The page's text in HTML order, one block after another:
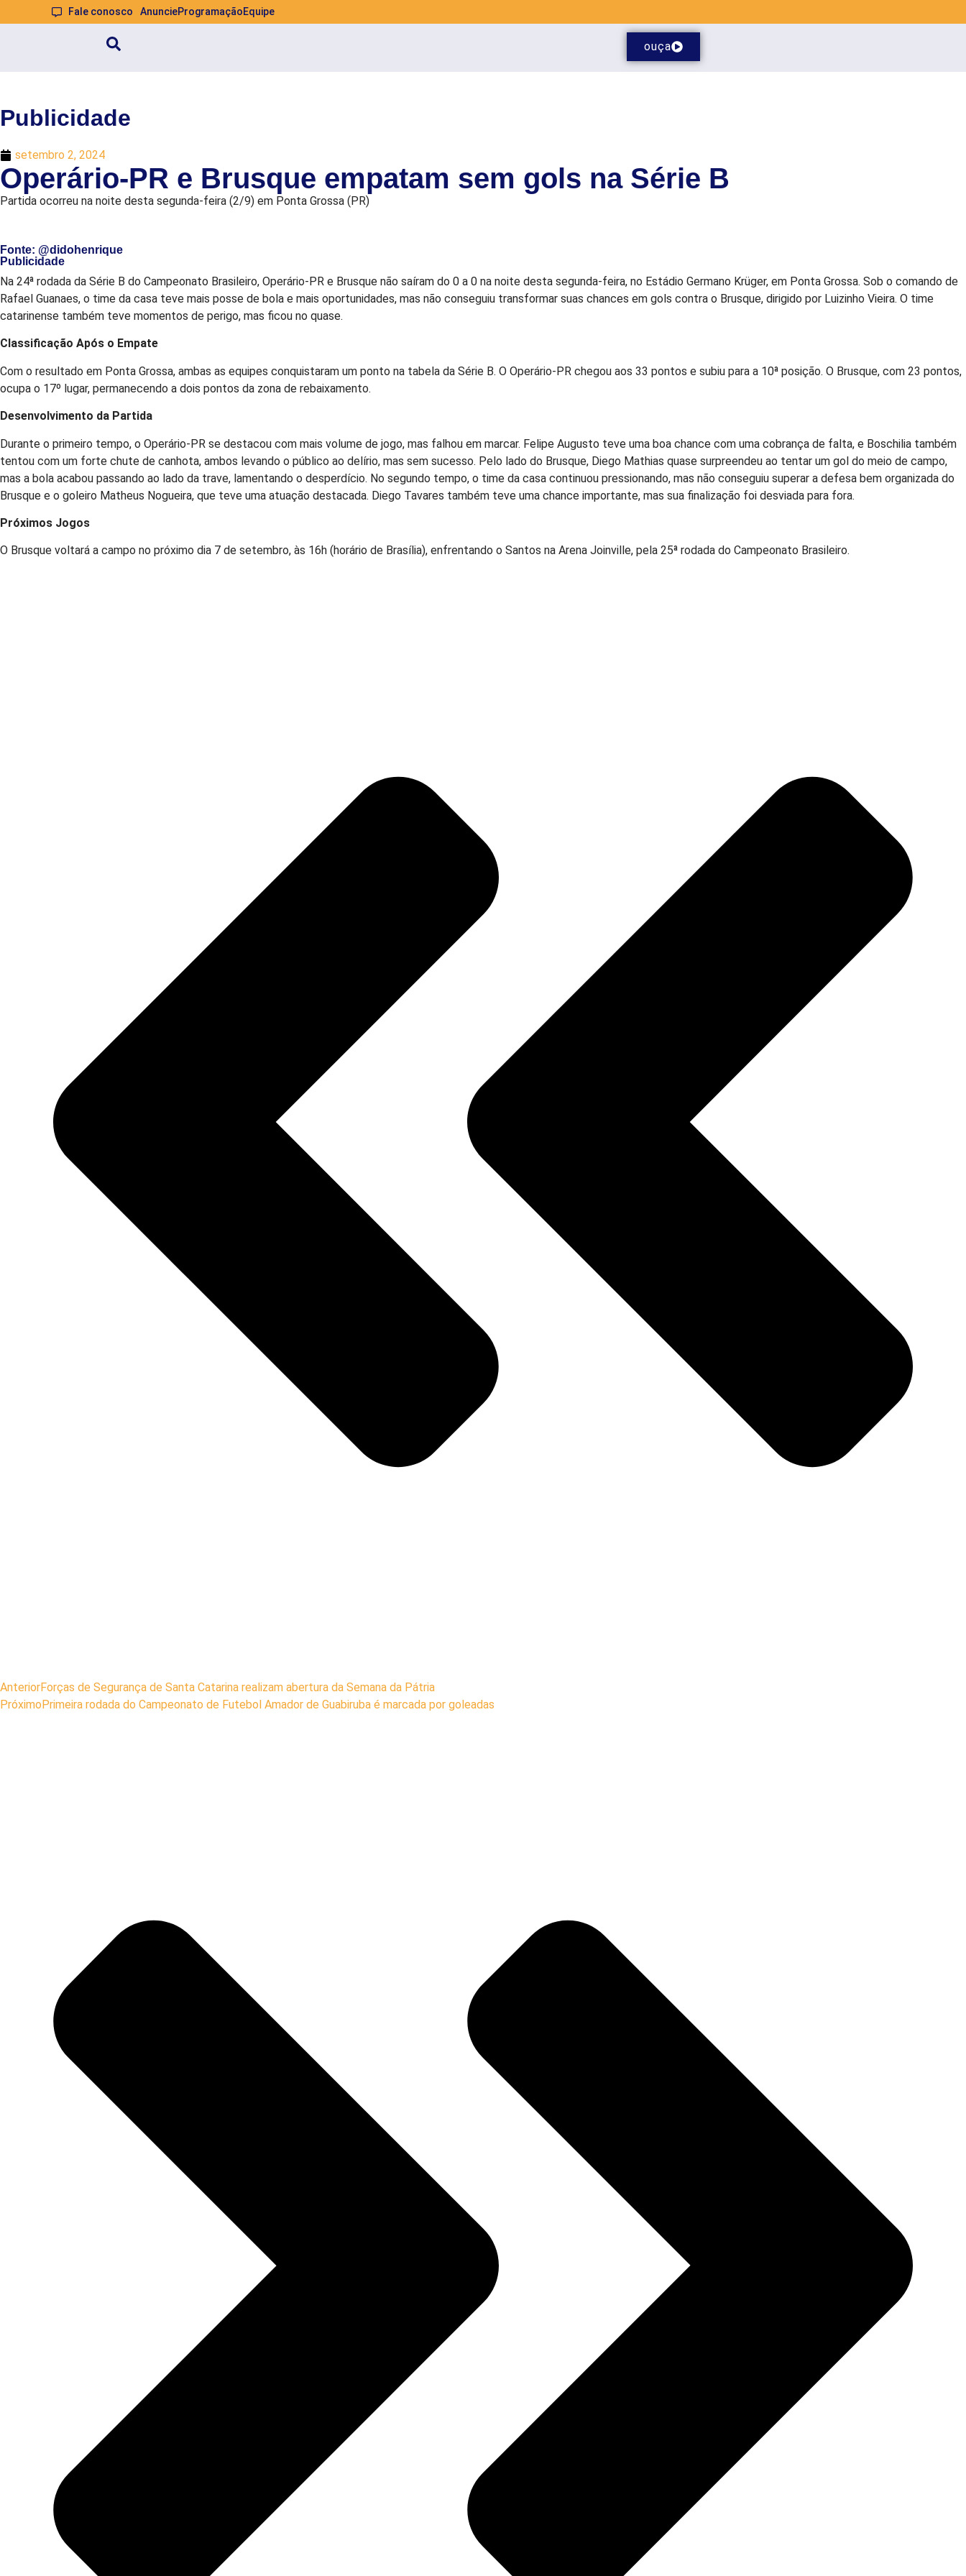
Fale conosco AnuncieProgramaçãoEquipe
ouça
Publicidade
setembro 2, 2024
Operário-PR e Brusque empatam sem gols na Série B
Partida ocorreu na noite desta segunda-feira (2/9) em Ponta Grossa (PR)
Fonte: @didohenrique
Publicidade
Na 24ª rodada da Série B do Campeonato Brasileiro, Operário-PR e Brusque não saíram do 0 a 0 na noite desta segunda-feira, no Estádio Germano Krüger, em Ponta Grossa. Sob o comando de
Rafael Guanaes, o time da casa teve mais posse de bola e mais oportunidades, mas não conseguiu transformar suas chances em gols contra o Brusque, dirigido por Luizinho Vieira. O time
catarinense também teve momentos de perigo, mas ficou no quase.
Classificação Após o Empate
Com o resultado em Ponta Grossa, ambas as equipes conquistaram um ponto na tabela da Série B. O Operário-PR chegou aos 33 pontos e subiu para a 10ª posição. O Brusque, com 23 pontos,
ocupa o 17º lugar, permanecendo a dois pontos da zona de rebaixamento.
Desenvolvimento da Partida
Durante o primeiro tempo, o Operário-PR se destacou com mais volume de jogo, mas falhou em marcar. Felipe Augusto teve uma boa chance com uma cobrança de falta, e Boschilia também
tentou com um forte chute de canhota, ambos levando o público ao delírio, mas sem sucesso. Pelo lado do Brusque, Diego Mathias quase surpreendeu ao tentar um gol do meio de campo,
mas a bola acabou passando ao lado da trave, lamentando o desperdício. No segundo tempo, o time da casa continuou pressionando, mas não conseguiu superar a defesa bem organizada do
Brusque e o goleiro Matheus Nogueira, que teve uma atuação destacada. Diego Tavares também teve uma chance importante, mas sua finalização foi desviada para fora.
Próximos Jogos
O Brusque voltará a campo no próximo dia 7 de setembro, às 16h (horário de Brasília), enfrentando o Santos na Arena Joinville, pela 25ª rodada do Campeonato Brasileiro.
AnteriorForças de Segurança de Santa Catarina realizam abertura da Semana da Pátria
PróximoPrimeira rodada do Campeonato de Futebol Amador de Guabiruba é marcada por goleadas